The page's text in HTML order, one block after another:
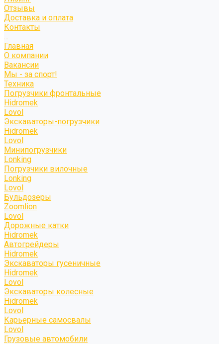
Отзывы
Доставка и оплата
Контакты
...
Главная
О компании
Вакансии
Мы - за спорт!
Техника
Погрузчики фронтальные
Hidromek
Lovol
Экскаваторы-погрузчики
Hidromek
Lovol
Минипогрузчики
Lonking
Погрузчики вилочные
Lonking
Lovol
Бульдозеры
Zoomlion
Lovol
Дорожные катки
Hidromek
Автогрейдеры
Hidromek
Экскаваторы гусеничные
Hidromek
Lovol
Экскаваторы колесные
Hidromek
Lovol
Карьерные самосвалы
Lovol
Грузовые автомобили